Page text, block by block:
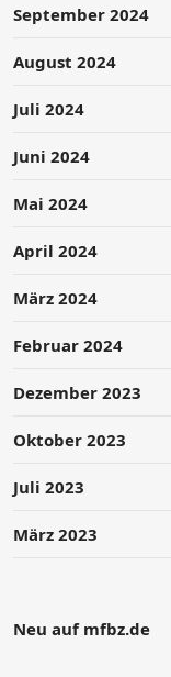
September 2024
August 2024
Juli 2024
Juni 2024
Mai 2024
April 2024
März 2024
Februar 2024
Dezember 2023
Oktober 2023
Juli 2023
März 2023
Neu auf mfbz.de